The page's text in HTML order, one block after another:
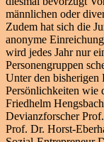
männlichen oder
Zudem hat sich die
anonyme
wird jedes Jahr nur
Personengruppen
Unter den bisherigen
Persönlichkeiten wie
Friedhelm
Devianzforscher
Prof. Dr. Horst-